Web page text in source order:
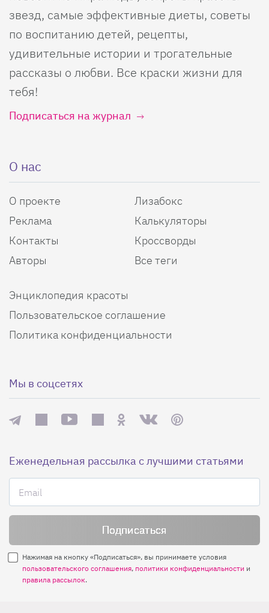
звезд, самые эффективные диеты, советы
по воспитанию детей, рецепты,
удивительные истории и трогательные
рассказы о любви. Все краски жизни для
тебя!
Подписаться на журнал
О нас
О проекте
Реклама
Контакты
Авторы
Лизабокс
Калькуляторы
Кроссворды
Все теги
Энциклопедия красоты
Пользовательское соглашение
Политика конфиденциальности
Мы в соцсетях
Еженедельная рассылка с лучшими статьями
Нажимая на кнопку «Подписаться», вы принимаете условия
пользовательского соглашения, политики конфиденциальности и
правила рассылок.